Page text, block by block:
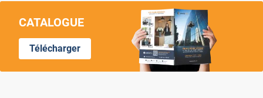
CATALOGUE
Télécharger